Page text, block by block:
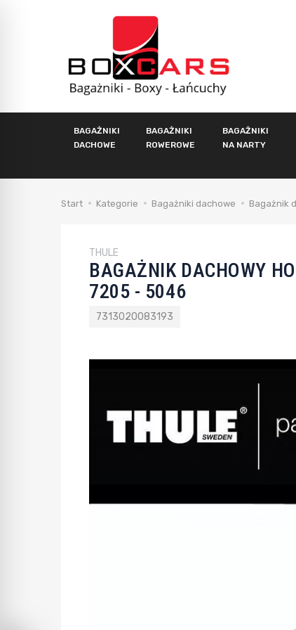
BAGAŻNIKI
DACHOWE
BAGAŻNIKI
ROWEROWE
BAGAŻNIKI
NA NARTY
Start Kategorie Bagażniki dachowe Bagażnik
THULE
BAGAŻNIK DACHOWY
7205 - 5046
7313020083193